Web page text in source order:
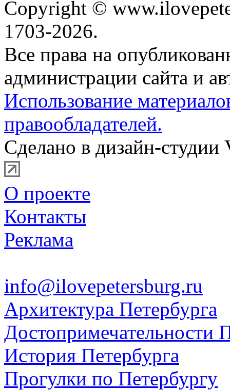
Copyright ©
1703-2026.
Все права на
администрации сайта и
Использование
правообладателей.
Сделано в дизайн-студии
О проекте
Контакты
Реклама
info@ilovepetersburg.ru
Архитектура Петербурга
Достопримечательности
История Петербурга
Прогулки по Петербургу